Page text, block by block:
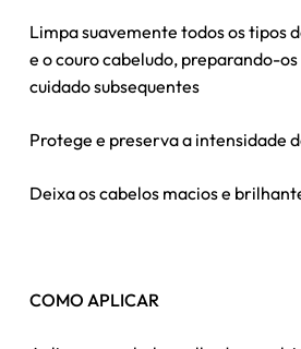
Limpa suavemente todos os tipos
e o couro cabeludo, preparando-
cuidado subsequentes
Protege e preserva a intensidade
Deixa os cabelos macios e
COMO APLICAR